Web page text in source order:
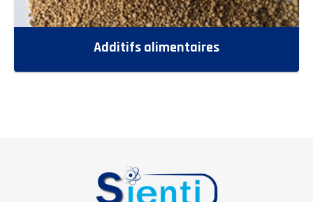
Additifs alimentaires